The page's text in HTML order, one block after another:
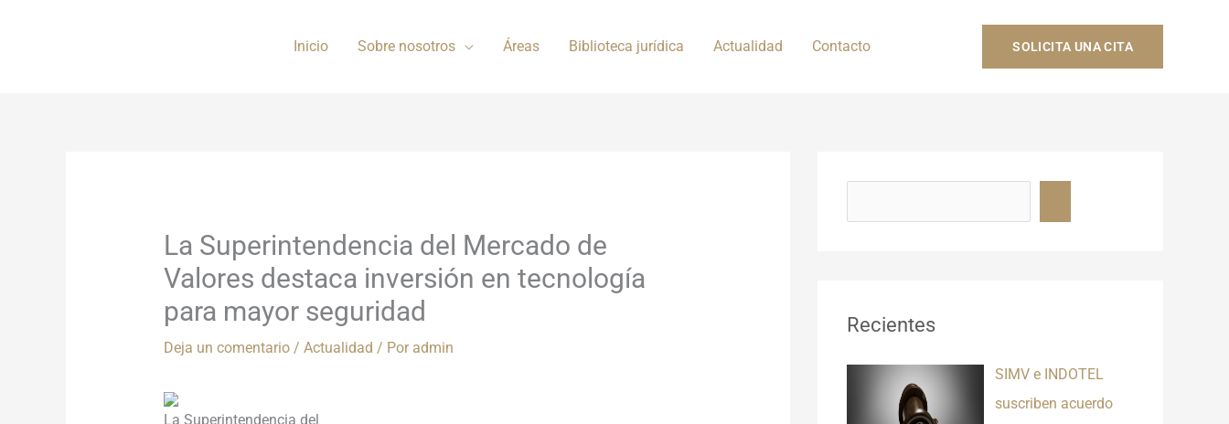
Inicio Sobre nosotros Áreas Biblioteca jurídica Actualidad Contacto SOLICITA UNA CITA
La Superintendencia del Mercado de
Valores destaca inversión en tecnología
para mayor seguridad
Deja un comentario / Actualidad / Por admin
La Superintendencia del
s
Recientes
SIMV e INDOTEL
suscriben acuerdo